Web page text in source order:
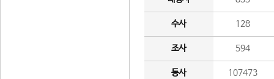
수사 128
조사 594
동사 107473